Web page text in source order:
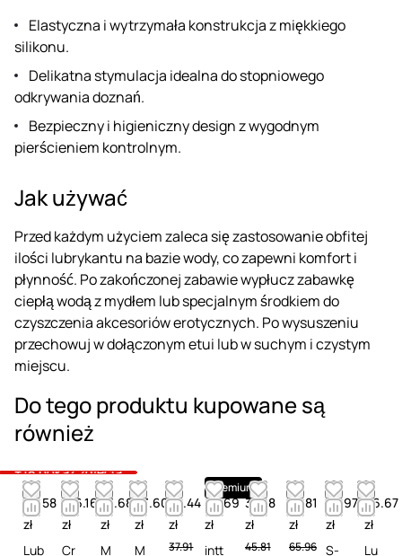
Elastyczna i wytrzymała konstrukcja z miękkiego
silikonu.
Delikatna stymulacja idealna do stopniowego
odkrywania doznań.
Bezpieczny i higieniczny design z wygodnym
pierścieniem kontrolnym.
Jak używać
Przed każdym użyciem zaleca się zastosowanie obfitej
ilości lubrykantu na bazie wody, co zapewni komfort i
płynność. Po zakończonej zabawie wypłucz zabawkę
ciepłą wodą z mydłem lub specjalnym środkiem do
czyszczenia akcesoriów erotycznych. Po wysuszeniu
przechowuj w dołączonym etui lub w suchym i czystym
miejscu.
Do tego produktu kupowane są
również
46.58
zł
Lub
+18 pokaż zdjęcia
156.16
zł
Cr
75.68
zł
M
43.60
zł
M
34.44
zł
37.91
Premium
49.69
zł
intt
31.98
zł
45.81
57.81
zł
65.96
55.97
zł
S-
96.67
zł
Lu